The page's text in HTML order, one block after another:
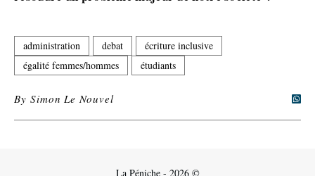
administration debat
écriture inclusive
égalité femmes/hommes
étudiants
BySimon Le Nouvel
La Péniche - 2026 ©